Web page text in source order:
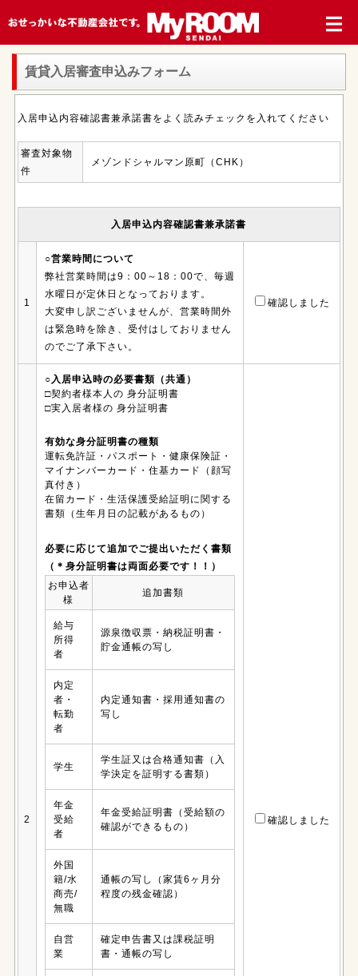
賃貸入居審査申込みフォーム
入居申込内容確認書兼承諾書をよく読みチェックを入れてください
審査対象物
件
メゾンドシャルマン原町（CHK）
入居申込内容確認書兼承諾書
1
○営業時間について
弊社営業時間は9：00～18：00で、毎週
水曜日が定休日となっております。
大変申し訳ございませんが、営業時間外
は緊急時を除き、受付はしておりません
のでご了承下さい。
確認しました
2
○入居申込時の必要書類（共通）
□契約者様本人の 身分証明書
□実入居者様の 身分証明書
有効な身分証明書の種類
運転免許証・パスポート・健康保険証・
マイナンバーカード・住基カード（顔写
真付き）
在留カード・生活保護受給証明に関する
書類（生年月日の記載があるもの）
必要に応じて追加でご提出いただく書類
（＊身分証明書は両面必要です！！）
お申込者
様
追加書類
給与
所得
者
源泉徴収票・納税証明書・
貯金通帳の写し
内定
者・
転勤
者
内定通知書・採用通知書の
写し
学生
学生証又は合格通知書（入
学決定を証明する書類）
年金
受給
者
年金受給証明書（受給額の
確認ができるもの）
外国
籍/水
商売/
無職
通帳の写し（家賃6ヶ月分
程度の残金確認）
自営
業
確定申告書又は課税証明
書・通帳の写し
確認しました